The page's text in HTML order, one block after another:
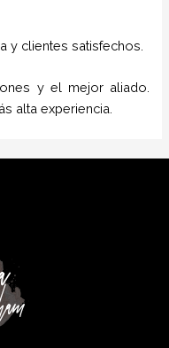
y clientes satisfechos.
y el mejor aliado.
alta experiencia.